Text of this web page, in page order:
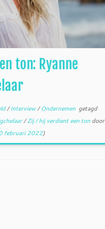
ton: Ryanne
/Interview/Ondernemen getagd
/Zij / hij verdient een ton door
februari 2022)